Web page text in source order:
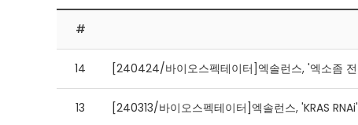
#
14 [240424/바이오스펙테이터]엑솔런스, '엑소좀 전
13 [240313/바이오스펙테이터]엑솔런스, 'KRAS